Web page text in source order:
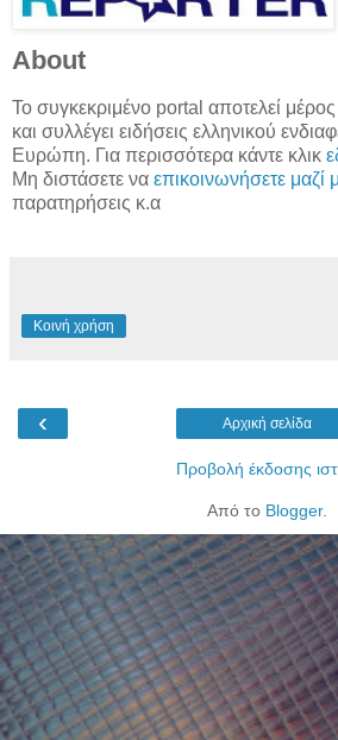
About
Το συγκεκριμένο portal αποτελεί
και συλλέγει ειδήσεις ελληνικού
Ευρώπη. Για περισσότερα κάντε κλικ
Μη διστάσετε να επικοινωνήσετε μαζί
παρατηρήσεις κ.α
Κοινή χρήση
‹ Αρχική σελίδα
Προβολή έκδοσης
Από το Blogger.